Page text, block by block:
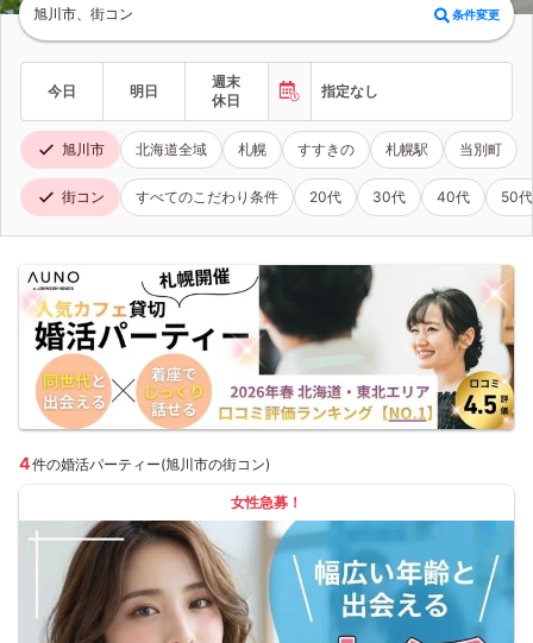
旭川市、街コン 条件変更
今日 明日
週末
休日
指定なし
旭川市 北海道全域 札幌 すすきの 札幌駅 当別町
街コン すべてのこだわり条件 20代 30代 40代 50代
4件の婚活パーティー(旭川市の街コン)
女性急募！